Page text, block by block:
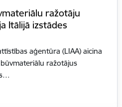
ražotāju
Itālijā izstādes
aģentūra (LIAA) aicina
ražotājus